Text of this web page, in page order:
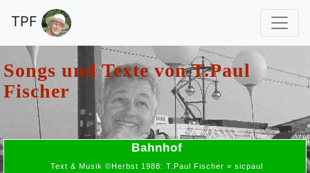
TPF
Songs und Texte vonT.Paul
Fischer
Bahnhof
Text & Musik ©Herbst 1988: T.Paul Fischer = sicpaul